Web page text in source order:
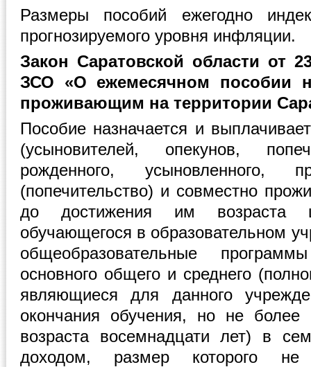
Размеры пособий ежегодно
прогнозируемого уровня инфляции.
Закон Саратовской области от
ЗСО «О ежемесячном пособии
проживающим на территории
Пособие назначается и
(усыновителей, опекунов,
рожденного, усыновленного,
(попечительство) и совместно
до достижения им возраста
обучающегося в образовательном
общеобразовательные
основного общего и среднего
являющиеся для данного
окончания обучения, но не
возраста восемнадцати лет) в
доходом, размер которого не